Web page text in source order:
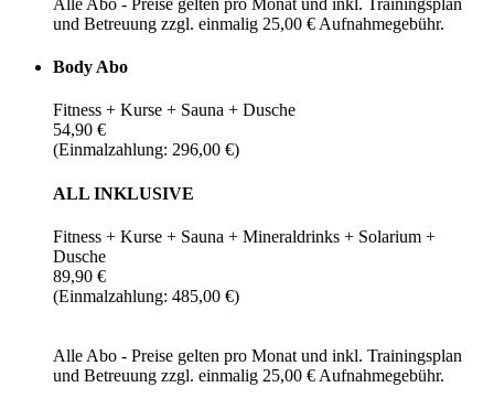
und Betreuung zzgl. einmalig 25,00 € Aufnahmegebühr.
Body Abo
Fitness + Kurse + Sauna + Dusche
54,90 €
(Einmalzahlung: 296,00 €)
ALL INKLUSIVE
Fitness + Kurse + Sauna + Mineraldrinks + Solarium +
Dusche
89,90 €
(Einmalzahlung: 485,00 €)
Alle Abo - Preise gelten pro Monat und inkl. Trainingsplan
und Betreuung zzgl. einmalig 25,00 € Aufnahmegebühr.